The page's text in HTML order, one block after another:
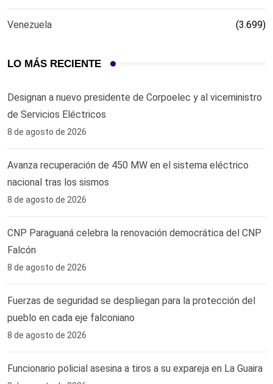
Venezuela (3.699)
LO MÁS RECIENTE
Designan a nuevo presidente de Corpoelec y al viceministro
de Servicios Eléctricos
8 de agosto de 2026
Avanza recuperación de 450 MW en el sistema eléctrico
nacional tras los sismos
8 de agosto de 2026
CNP Paraguaná celebra la renovación democrática del CNP
Falcón
8 de agosto de 2026
Fuerzas de seguridad se despliegan para la protección del
pueblo en cada eje falconiano
8 de agosto de 2026
Funcionario policial asesina a tiros a su expareja en La Guaira